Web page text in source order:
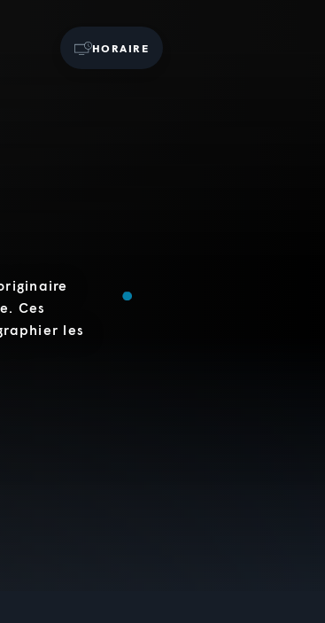
HORAIRE
Ces
les